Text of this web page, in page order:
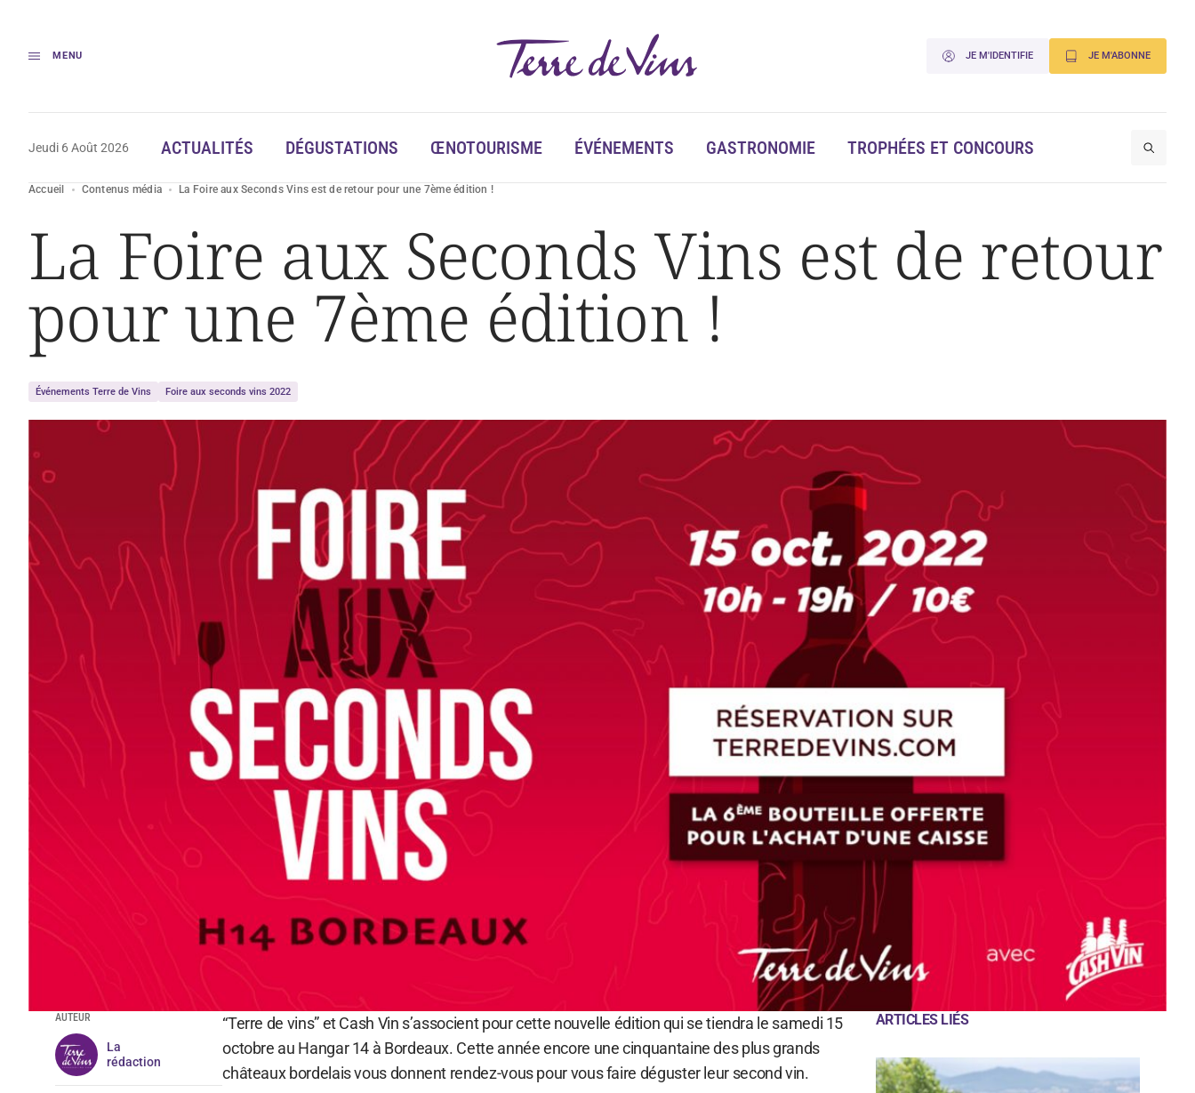
MENU JE M'IDENTIFIE JE M'ABONNE
Jeudi 6 Août 2026 ACTUALITÉS DÉGUSTATIONS ŒNOTOURISME ÉVÉNEMENTS GASTRONOMIE TROPHÉES ET CONCOURS
Accueil Contenus média La Foire aux Seconds Vins est de retour pour une 7ème édition !
La Foire aux Seconds Vins est de retour
pour une 7ème édition !
Événements Terre de Vins Foire aux seconds vins 2022
AUTEUR
La
rédaction
“Terre de vins” et Cash Vin s’associent pour cette nouvelle édition qui se tiendra le samedi 15
octobre au Hangar 14 à Bordeaux. Cette année encore une cinquantaine des plus grands
châteaux bordelais vous donnent rendez-vous pour vous faire déguster leur second vin.
ARTICLES LIÉS